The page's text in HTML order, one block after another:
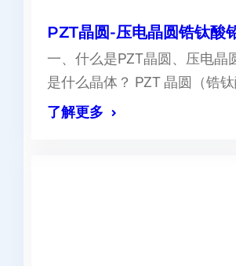
PZT晶圆-压电晶圆锆钛酸
一、什么是PZT晶圆、压电晶
是什么晶体？ PZT 晶圆（锆
了解更多